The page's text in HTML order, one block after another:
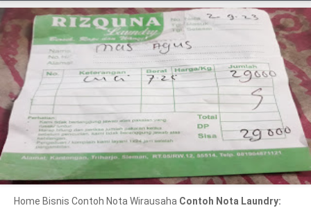
Home Bisnis Contoh Nota Wirausaha Contoh Nota Laundry: